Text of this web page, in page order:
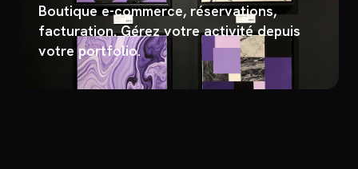
Boutique e-commerce, réservations,
facturation. Gérez votre activité depuis
votre portfolio.